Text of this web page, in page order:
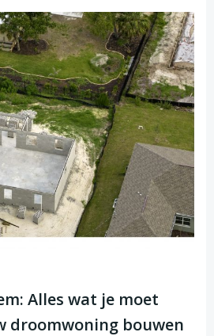
Alles wat je moet
droomwoning bouwen